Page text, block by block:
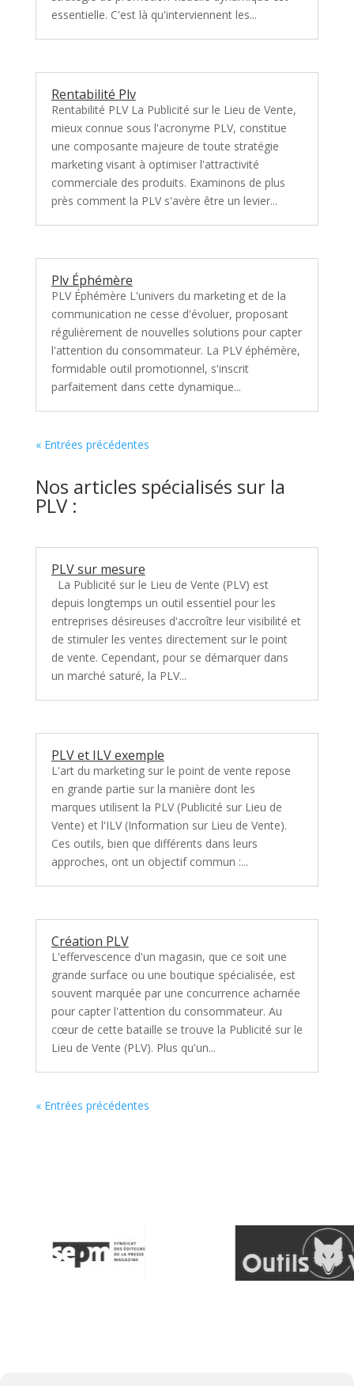
essentielle. C'est là qu'interviennent les...
Rentabilité Plv
Rentabilité PLV La Publicité sur le Lieu de Vente,
mieux connue sous l'acronyme PLV, constitue
une composante majeure de toute stratégie
marketing visant à optimiser l'attractivité
commerciale des produits. Examinons de plus
près comment la PLV s'avère être un levier...
Plv Éphémère
PLV Éphémère L'univers du marketing et de la
communication ne cesse d'évoluer, proposant
régulièrement de nouvelles solutions pour capter
l'attention du consommateur. La PLV éphémère,
formidable outil promotionnel, s'inscrit
parfaitement dans cette dynamique...
« Entrées précédentes
Nos articles spécialisés sur la
PLV :
PLV sur mesure
La Publicité sur le Lieu de Vente (PLV) est
depuis longtemps un outil essentiel pour les
entreprises désireuses d'accroître leur visibilité et
de stimuler les ventes directement sur le point
de vente. Cependant, pour se démarquer dans
un marché saturé, la PLV...
PLV et ILV exemple
L'art du marketing sur le point de vente repose
en grande partie sur la manière dont les
marques utilisent la PLV (Publicité sur Lieu de
Vente) et l'ILV (Information sur Lieu de Vente).
Ces outils, bien que différents dans leurs
approches, ont un objectif commun :...
Création PLV
L'effervescence d'un magasin, que ce soit une
grande surface ou une boutique spécialisée, est
souvent marquée par une concurrence acharnée
pour capter l'attention du consommateur. Au
cœur de cette bataille se trouve la Publicité sur le
Lieu de Vente (PLV). Plus qu'un...
« Entrées précédentes